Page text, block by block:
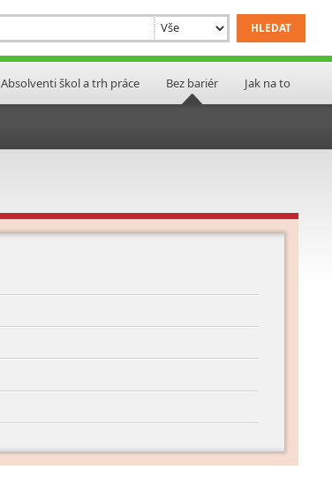
Absolventi škol a trh práce Bez bariér Jak na to